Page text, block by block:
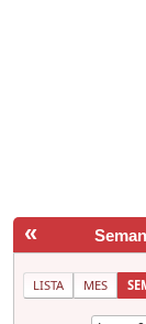
«
LISTA MES